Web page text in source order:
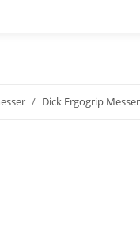
Dick Ergogrip Messer